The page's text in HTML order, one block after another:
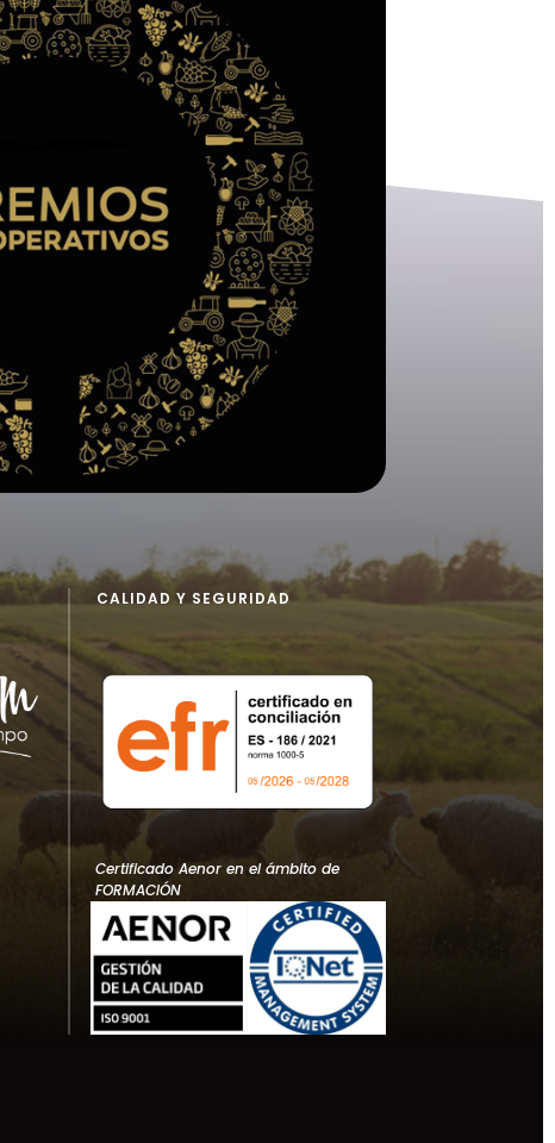
CALIDAD Y SEGURIDAD
Certificado Aenor en el ámbito de
FORMACIÓN